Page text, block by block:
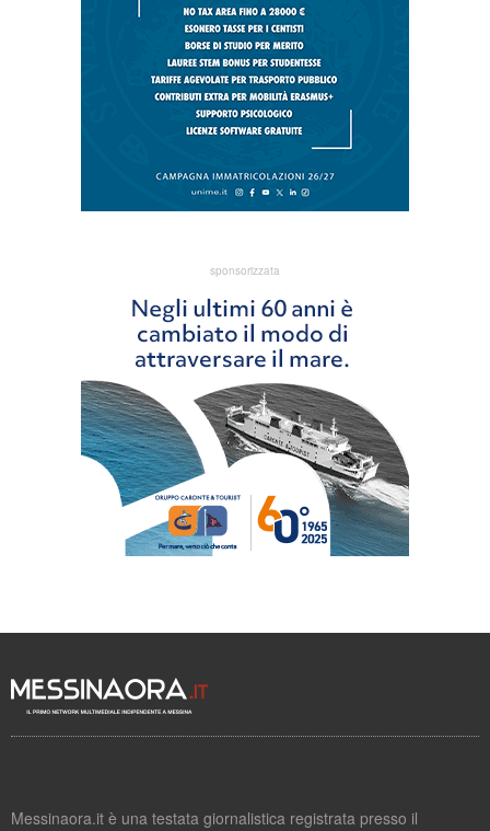
sponsorizzata
Messinaora.it è una testata giornalistica registrata presso il